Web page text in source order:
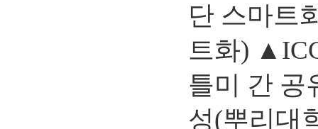
단 스마트
트화)
틀미 간 공
성(뿌리대